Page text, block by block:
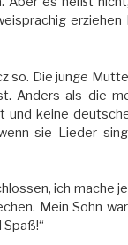
erziehen
so. Die junge
Anders als die
und keine
sie Lieder
ich mache
Mein Sohn